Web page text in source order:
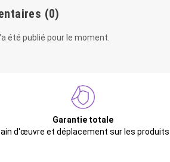
(0)
été publié pour le moment.
Garantie totale
d'œuvre et déplacement sur les